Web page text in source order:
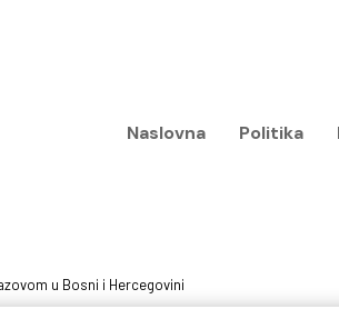
Naslovna Politika
u Bosni i Hercegovini